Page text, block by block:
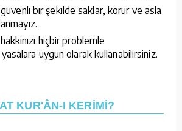
bir şekilde saklar, korur ve asla
hiçbir problemle
uygun olarak kullanabilirsiniz.
KUR'ÂN-I KERİMİ?